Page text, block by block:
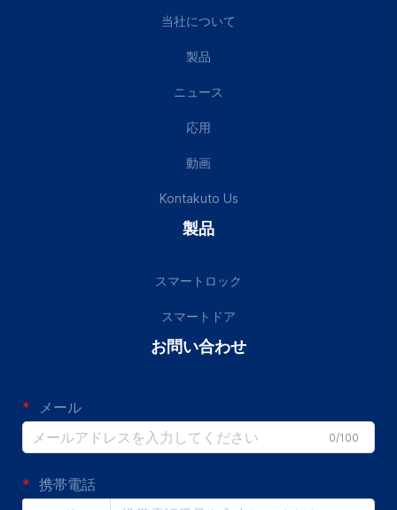
当社について
製品
ニュース
応用
動画
Kontakuto Us
製品
スマートロック
スマートドア
お問い合わせ
メール
0/100
携帯電話